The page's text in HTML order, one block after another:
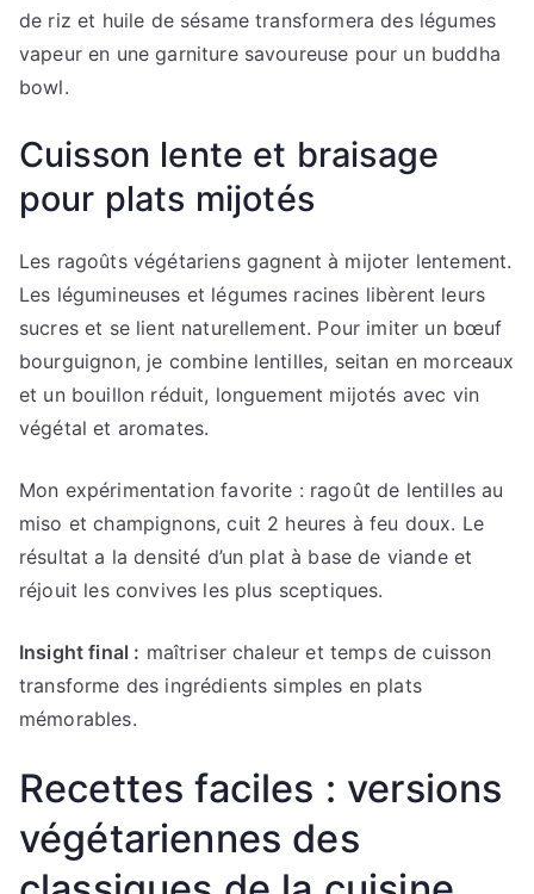
de riz et huile de sésame transformera des légumes
vapeur en une garniture savoureuse pour un buddha
bowl.
Cuisson lente et braisage
pour plats mijotés
Les ragoûts végétariens gagnent à mijoter lentement.
Les légumineuses et légumes racines libèrent leurs
sucres et se lient naturellement. Pour imiter un bœuf
bourguignon, je combine lentilles, seitan en morceaux
et un bouillon réduit, longuement mijotés avec vin
végétal et aromates.
Mon expérimentation favorite : ragoût de lentilles au
miso et champignons, cuit 2 heures à feu doux. Le
résultat a la densité d’un plat à base de viande et
réjouit les convives les plus sceptiques.
Insight final : maîtriser chaleur et temps de cuisson
transforme des ingrédients simples en plats
mémorables.
Recettes faciles : versions
végétariennes des